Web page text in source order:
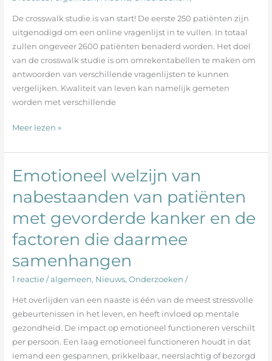
De crosswalk studie is van start! De eerste 250 patiënten zijn
uitgenodigd om een online vragenlijst in te vullen. In totaal
zullen ongeveer 2600 patiënten benaderd worden. Het doel
van de crosswalk studie is om omrekentabellen te maken om
antwoorden van verschillende vragenlijsten te kunnen
vergelijken. Kwaliteit van leven kan namelijk gemeten
worden met verschillende
start!
Meer lezen »
Emotioneel welzijn van
nabestaanden van patiënten
met gevorderde kanker en de
factoren die daarmee
samenhangen
1 reactie /algemeen, Nieuws, Onderzoeken /
Het overlijden van een naaste is één van de meest stressvolle
gebeurtenissen in het leven, en heeft invloed op mentale
gezondheid. De impact op emotioneel functioneren verschilt
per persoon. Een laag emotioneel functioneren houdt in dat
iemand een gespannen, prikkelbaar, neerslachtig of bezorgd
Emotioneel
van
nabestaanden
van
patiënten
gevorderde
kanker
en
de
factoren
die
daarmee